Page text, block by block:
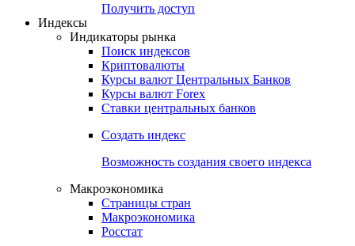
Получить доступ
Индексы
Индикаторы рынка
Поиск индексов
Криптовалюты
Курсы валют Центральных Банков
Курсы валют Forex
Ставки центральных банков
Создать индекс
Возможность создания своего индекса
Макроэкономика
Страницы стран
Макроэкономика
Росстат